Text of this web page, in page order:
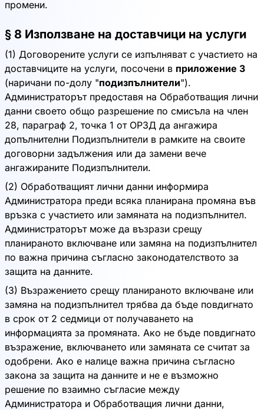
промени.
§ 8 Използване на доставчици на услуги
(1) Договорените услуги се изпълняват с участието на
доставчиците на услуги, посочени в приложение 3
(наричани по-долу "подизпълнители").
Администраторът предоставя на Обработващия лични
данни своето общо разрешение по смисъла на член
28, параграф 2, точка 1 от ОРЗД да ангажира
допълнителни Подизпълнители в рамките на своите
договорни задължения или да замени вече
ангажираните Подизпълнители.
(2) Обработващият лични данни информира
Администратора преди всяка планирана промяна във
връзка с участието или замяната на подизпълнител.
Администраторът може да възрази срещу
планираното включване или замяна на подизпълнител
по важна причина съгласно законодателството за
защита на данните.
(3) Възражението срещу планираното включване или
замяна на подизпълнител трябва да бъде повдигнато
в срок от 2 седмици от получаването на
информацията за промяната. Ако не бъде повдигнато
възражение, включването или замяната се считат за
одобрени. Ако е налице важна причина съгласно
закона за защита на данните и не е възможно
решение по взаимно съгласие между
Администратора и Обработващия лични данни,